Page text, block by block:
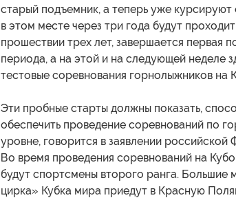
старый подъемник, а теперь уже
в этом месте через три года будут
прошествии трех лет, завершается первая
периода, а на этой и на следующей неделе
тестовые соревнования горнолыжников на
Эти пробные старты должны показать,
обеспечить проведение соревнований по
уровне, говорится в заявлении
Во время проведения соревнований на
будут спортсмены второго ранга. Большие
цирка» Кубка мира приедут в Красную